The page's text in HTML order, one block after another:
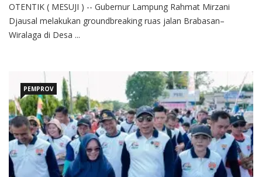
OTENTIK ( MESUJI ) -- Gubernur Lampung Rahmat Mirzani
Djausal melakukan groundbreaking ruas jalan Brabasan–
Wiralaga di Desa ...
PEMPROV